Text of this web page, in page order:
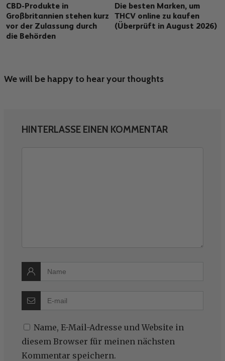
CBD-Produkte in
Großbritannien stehen kurz
vor der Zulassung durch
die Behörden
Die besten Marken, um
THCV online zu kaufen
(Überprüft in August 2026)
We will be happy to hear your thoughts
HINTERLASSE EINEN KOMMENTAR
Name, E-Mail-Adresse und Website in
diesem Browser für meinen nächsten
Kommentar speichern.